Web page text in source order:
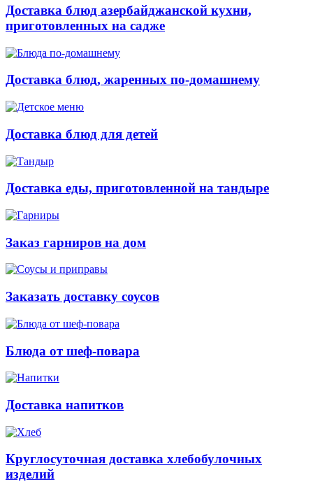
Доставка блюд азербайджанской кухни,
приготовленных на садже
Доставка блюд, жаренных по-домашнему
Доставка блюд для детей
Доставка еды, приготовленной на тандыре
Заказ гарниров на дом
Заказать доставку соусов
Блюда от шеф-повара
Доставка напитков
Круглосуточная доставка хлебобулочных
изделий